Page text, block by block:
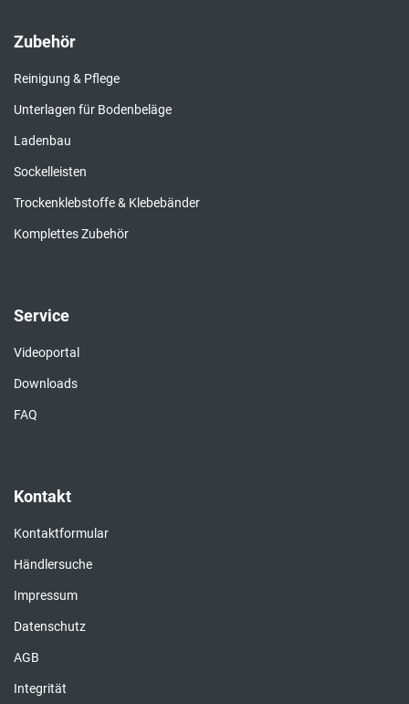
Zubehör
Reinigung & Pflege
Unterlagen für Bodenbeläge
Ladenbau
Sockelleisten
Trockenklebstoffe & Klebebänder
Komplettes Zubehör
Service
Videoportal
Downloads
FAQ
Kontakt
Kontaktformular
Händlersuche
Impressum
Datenschutz
AGB
Integrität